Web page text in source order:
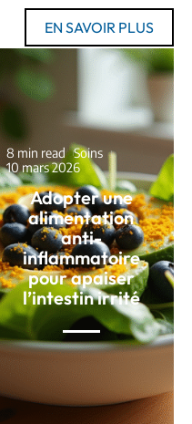
EN SAVOIR PLUS
8 min read Soins
10 mars 2026
Adopter une
alimentation
anti-
inflammatoire
pour apaiser
l’intestin irrité